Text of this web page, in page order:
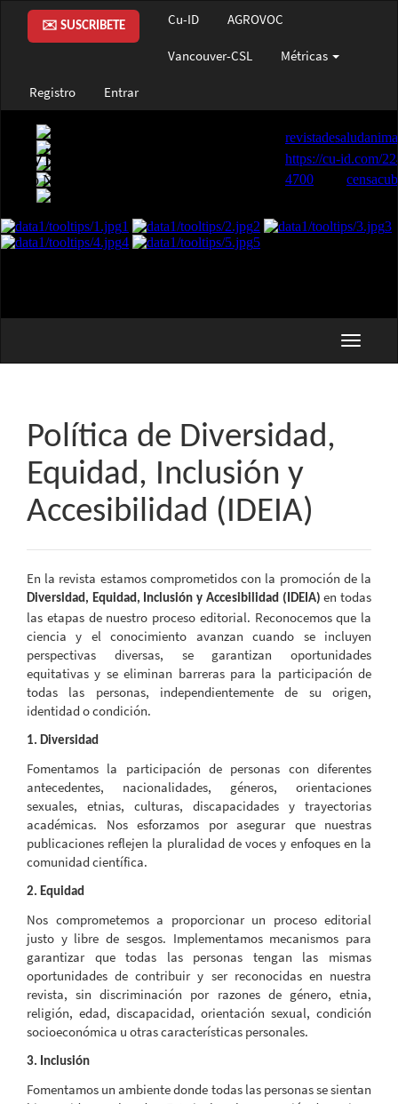
Navegación
principal
Contenido
Barra
lateral
✉️ SUSCRIBETE Cu-ID AGROVOC
Vancouver-CSL Métricas
Registro Entrar
Toggle
Política de Diversidad,
Equidad, Inclusión y
Accesibilidad (IDEIA)
En la revista estamos comprometidos con la promoción de la
Diversidad, Equidad, Inclusión y Accesibilidad (IDEIA) en todas
las etapas de nuestro proceso editorial. Reconocemos que la
ciencia y el conocimiento avanzan cuando se incluyen
perspectivas diversas, se garantizan oportunidades
equitativas y se eliminan barreras para la participación de
todas las personas, independientemente de su origen,
identidad o condición.
1. Diversidad
Fomentamos la participación de personas con diferentes
antecedentes, nacionalidades, géneros, orientaciones
sexuales, etnias, culturas, discapacidades y trayectorias
académicas. Nos esforzamos por asegurar que nuestras
publicaciones reflejen la pluralidad de voces y enfoques en la
comunidad científica.
2. Equidad
Nos comprometemos a proporcionar un proceso editorial
justo y libre de sesgos. Implementamos mecanismos para
garantizar que todas las personas tengan las mismas
oportunidades de contribuir y ser reconocidas en nuestra
revista, sin discriminación por razones de género, etnia,
religión, edad, discapacidad, orientación sexual, condición
socioeconómica u otras características personales.
3. Inclusión
Fomentamos un ambiente donde todas las personas se sientan